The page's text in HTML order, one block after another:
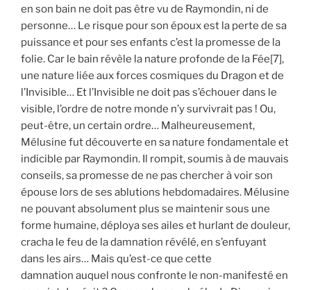
en son bain ne doit pas être vu de Raymondin, ni de
personne… Le risque pour son époux est la perte de sa
puissance et pour ses enfants c’est la promesse de la
folie. Car le bain révèle la nature profonde de la Fée[7],
une nature liée aux forces cosmiques du Dragon et de
l’Invisible… Et l’Invisible ne doit pas s’échouer dans le
visible, l’ordre de notre monde n’y survivrait pas ! Ou,
peut-être, un certain ordre… Malheureusement,
Mélusine fut découverte en sa nature fondamentale et
indicible par Raymondin. Il rompit, soumis à de mauvais
conseils, sa promesse de ne pas chercher à voir son
épouse lors de ses ablutions hebdomadaires. Mélusine
ne pouvant absolument plus se maintenir sous une
forme humaine, déploya ses ailes et hurlant de douleur,
cracha le feu de la damnation révélé, en s’enfuyant
dans les airs… Mais qu’est-ce que cette
damnation auquel nous confronte le non-manifesté en